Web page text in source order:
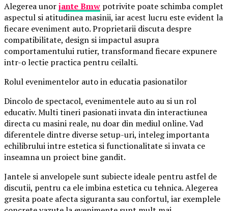
Alegerea unorjante Bmw potrivite poate schimba complet
aspectul si atitudinea masinii, iar acest lucru este evident la
fiecare eveniment auto. Proprietarii discuta despre
compatibilitate, design si impactul asupra
comportamentului rutier, transformand fiecare expunere
intr-o lectie practica pentru ceilalti.
Rolul evenimentelor auto in educatia pasionatilor
Dincolo de spectacol, evenimentele auto au si un rol
educativ. Multi tineri pasionati invata din interactiunea
directa cu masini reale, nu doar din mediul online. Vad
diferentele dintre diverse setup-uri, inteleg importanta
echilibrului intre estetica si functionalitate si invata ce
inseamna un proiect bine gandit.
Jantele si anvelopele sunt subiecte ideale pentru astfel de
discutii, pentru ca ele imbina estetica cu tehnica. Alegerea
gresita poate afecta siguranta sau confortul, iar exemplele